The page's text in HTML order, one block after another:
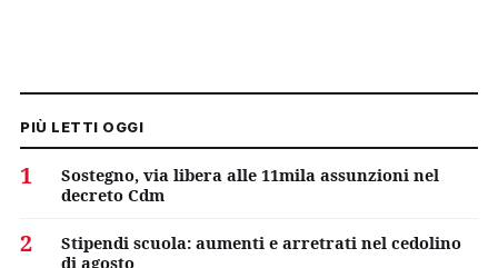
PIÙ LETTI OGGI
1
Sostegno, via libera alle 11mila assunzioni nel
decreto Cdm
2
Stipendi scuola: aumenti e arretrati nel cedolino
di agosto